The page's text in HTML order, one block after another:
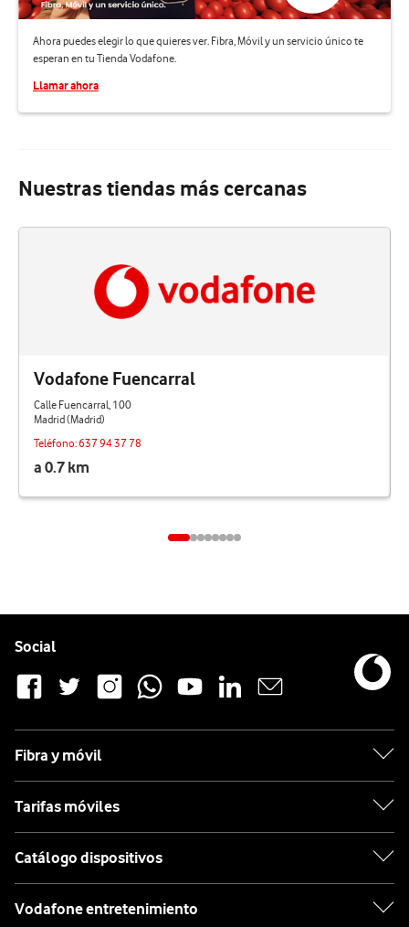
Ahora puedes elegir lo que quieres ver. Fibra, Móvil y un servicio único te
esperan en tu Tienda Vodafone.
Llamar ahora
Nuestras tiendas más cercanas
Vodafone Fuencarral
Calle Fuencarral, 100
Madrid (Madrid)
Teléfono:637 94 37 78
a 0.7 km
Social
Fibra y móvil
Tarifas móviles
Catálogo dispositivos
Vodafone entretenimiento